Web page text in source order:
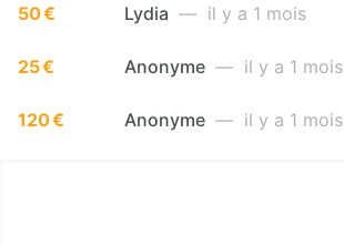
50 € Lydia — il y a 1 mois
25 € Anonyme — il y a 1 mois
120 € Anonyme — il y a 1 mois